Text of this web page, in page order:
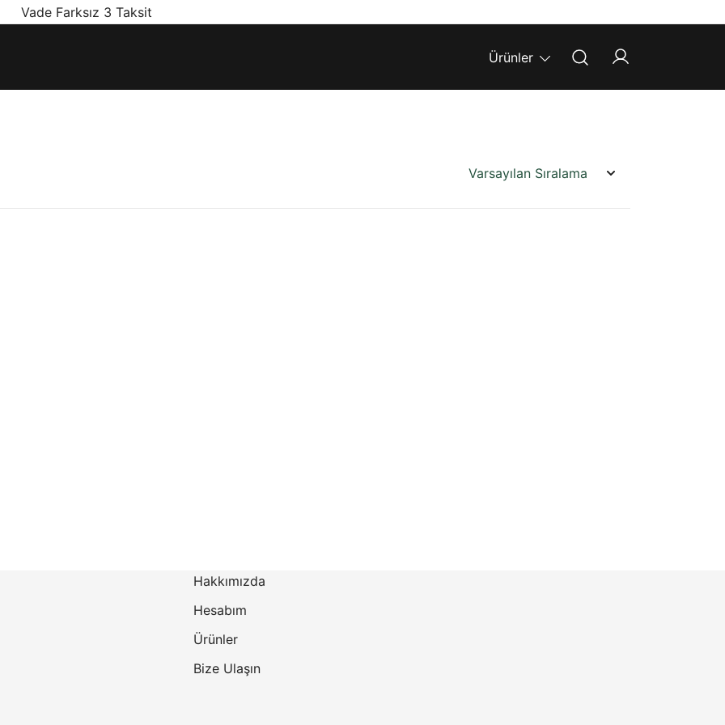
Farksız 3 Taksit
Ürünler
Hakkımızda
Hesabım
Ürünler
Bize Ulaşın